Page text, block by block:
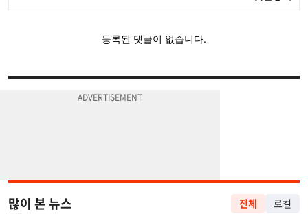
많이 본 뉴스 전체 로컬